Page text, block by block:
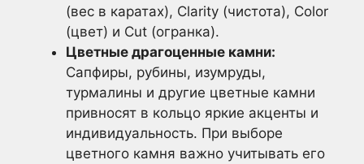
(вес в каратах), Clarity (чистота), Color
(цвет) и Cut (огранка).
Цветные драгоценные камни:
Сапфиры, рубины, изумруды,
турмалины и другие цветные камни
привносят в кольцо яркие акценты и
индивидуальность. При выборе
цветного камня важно учитывать его